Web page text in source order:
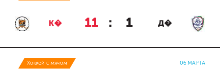
К� 11 : 1 Д�
Хоккей с мячом 06 МАРТА